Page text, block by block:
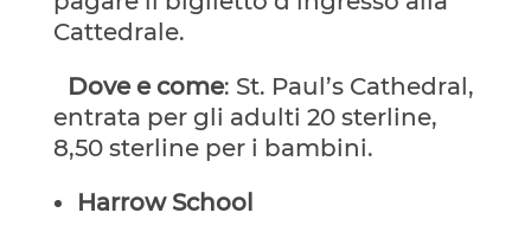
Cattedrale.
Dove e come: St. Paul’s Cathedral,
entrata per gli adulti 20 sterline,
8,50 sterline per i bambini.
Harrow School